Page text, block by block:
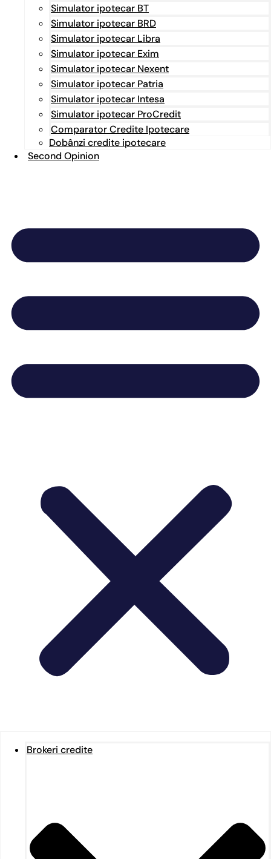
Simulator ipotecar BT
Simulator ipotecar BRD
Simulator ipotecar Libra
Simulator ipotecar Exim
Simulator ipotecar Nexent
Simulator ipotecar Patria
Simulator ipotecar Intesa
Simulator ipotecar ProCredit
Comparator Credite Ipotecare
Dobânzi credite ipotecare
Second Opinion
Brokeri credite